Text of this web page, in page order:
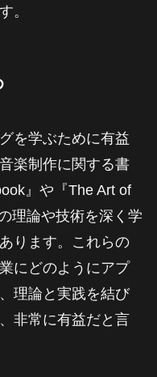
。
を学ぶために有益
楽制作に関する書
』や『The Art of
理論や技術を深く学
ります。これらの
にどのようにアプ
理論と実践を結び
非常に有益だと言